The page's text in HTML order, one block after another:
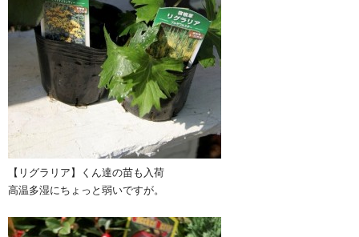
【リグラリア】くん達の苗も入荷
高温多湿にちょっと弱いですが。